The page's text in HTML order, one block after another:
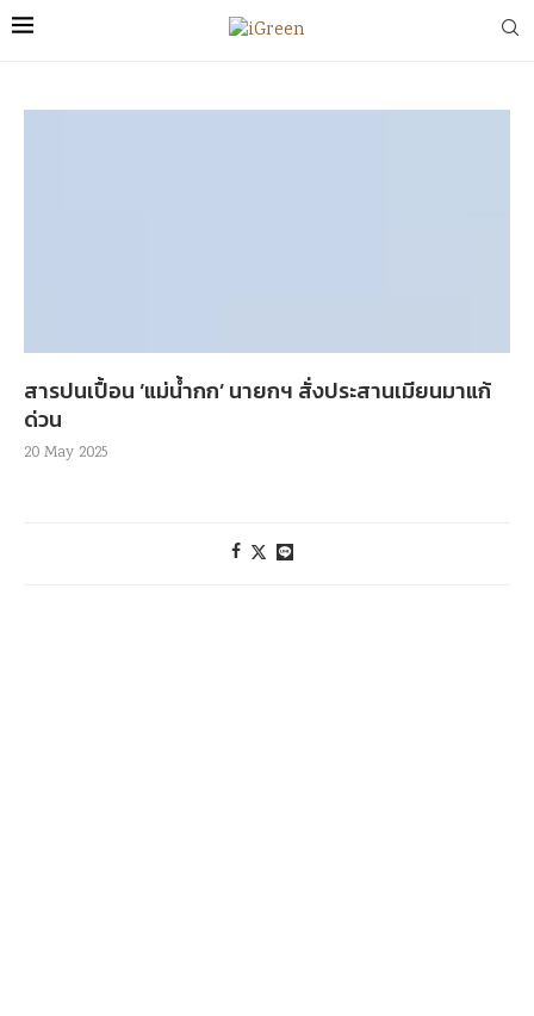
สารปนเปื้อน ‘แม่น้ำกก’ นายกฯ สั่งประสานเมียนมาแก้
ด่วน
20 May 2025